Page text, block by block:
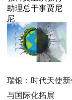
瑞银：时代天使
与国际化拓展